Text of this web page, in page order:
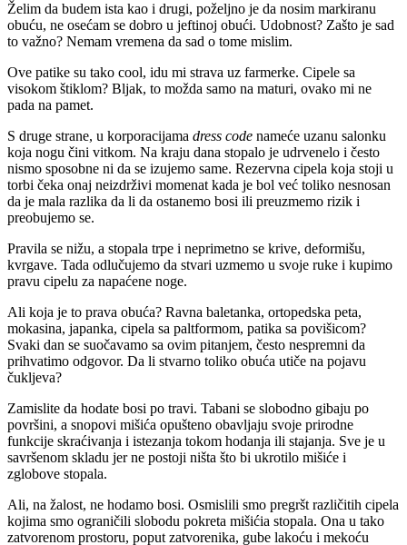
Želim da budem ista kao i drugi, poželjno je da nosim markiranu
obuću, ne osećam se dobro u jeftinoj obući. Udobnost? Zašto je sad
to važno? Nemam vremena da sad o tome mislim.
Ove patike su tako cool, idu mi strava uz farmerke. Cipele sa
visokom štiklom? Bljak, to možda samo na maturi, ovako mi ne
pada na pamet.
S druge strane, u korporacijama dress code nameće uzanu salonku
koja nogu čini vitkom. Na kraju dana stopalo je udrvenelo i često
nismo sposobne ni da se izujemo same. Rezervna cipela koja stoji u
torbi čeka onaj neizdrživi momenat kada je bol već toliko nesnosan
da je mala razlika da li da ostanemo bosi ili preuzmemo rizik i
preobujemo se.
Pravila se nižu, a stopala trpe i neprimetno se krive, deformišu,
kvrgave. Tada odlučujemo da stvari uzmemo u svoje ruke i kupimo
pravu cipelu za napaćene noge.
Ali koja je to prava obuća? Ravna baletanka, ortopedska peta,
mokasina, japanka, cipela sa paltformom, patika sa povišicom?
Svaki dan se suočavamo sa ovim pitanjem, često nespremni da
prihvatimo odgovor. Da li stvarno toliko obuća utiče na pojavu
čukljeva?
Zamislite da hodate bosi po travi. Tabani se slobodno gibaju po
površini, a snopovi mišića opušteno obavljaju svoje prirodne
funkcije skraćivanja i istezanja tokom hodanja ili stajanja. Sve je u
savršenom skladu jer ne postoji ništa što bi ukrotilo mišiće i
zglobove stopala.
Ali, na žalost, ne hodamo bosi. Osmislili smo pregršt različitih cipela
kojima smo ograničili slobodu pokreta mišićia stopala. Ona u tako
zatvorenom prostoru, poput zatvorenika, gube lakoću i mekoću